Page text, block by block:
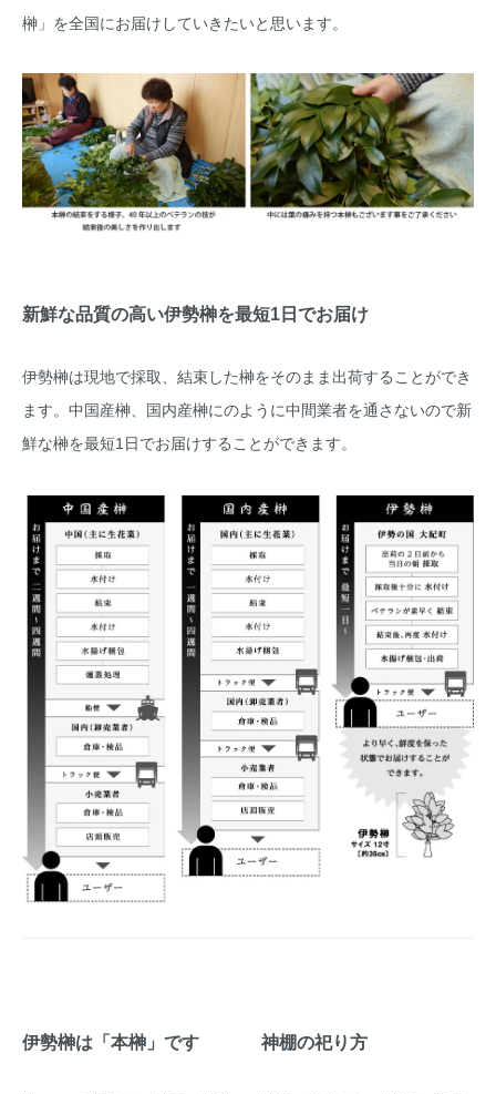
榊」を全国にお届けしていきたいと思います。
新鮮な品質の高い伊勢榊を最短1日でお届け
伊勢榊は現地で採取、結束した榊をそのまま出荷することができ
ます。中国産榊、国内産榊にのように中間業者を通さないので新
鮮な榊を最短1日でお届けすることができます。
伊勢榊は「本榊」です 神棚の祀り方